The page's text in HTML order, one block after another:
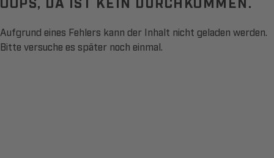
Aufgrund eines Fehlers kann der Inhalt nicht geladen werden.
Bitte versuche es später noch einmal.